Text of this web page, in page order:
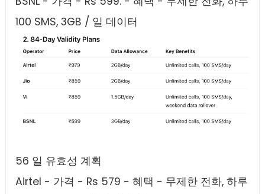
100 SMS, 3GB / 일 데이터
56 일 유효성 계획
Airtel - 가격 - Rs 579 - 혜택 - 무제한 전화, 하루